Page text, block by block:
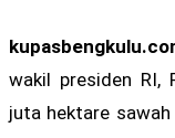
wakil presiden RI,
juta hektare